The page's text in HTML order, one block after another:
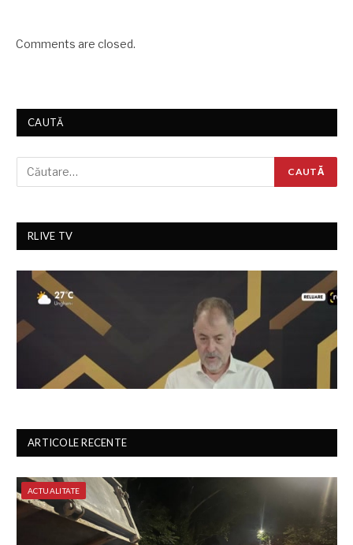
Comments are closed.
CAUTĂ
RLIVE TV
ARTICOLE RECENTE
ACTUALITATE